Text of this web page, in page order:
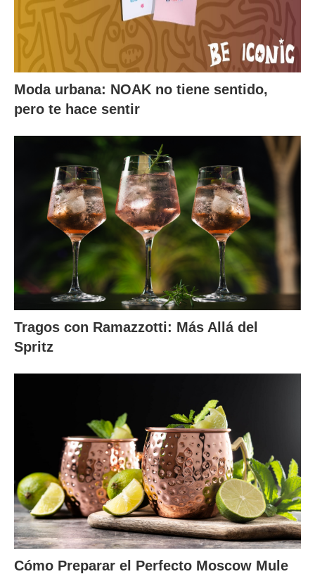
Moda urbana: NOAK no tiene sentido,
pero te hace sentir
Tragos con Ramazzotti: Más Allá del
Spritz
Cómo Preparar el Perfecto Moscow Mule